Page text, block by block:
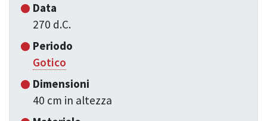
Data
270 d.C.
Periodo
Gotico
Dimensioni
40 cm in altezza